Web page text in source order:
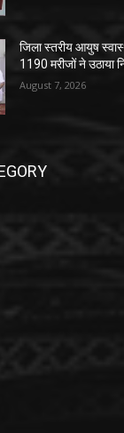
जिला स्तरीय आयुष
1190 मरीजों ने उठाया
August 7, 2026